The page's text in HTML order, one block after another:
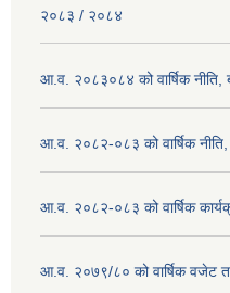
२०८३ / २०८४
आ.व. २०८३०८४ को वार्षिक नीति,
आ.व. २०८२-०८३ को वार्षिक
आ.व. २०८२-०८३ को वार्षिक
आ.व. २०७९/८० को वार्षिक वजेट